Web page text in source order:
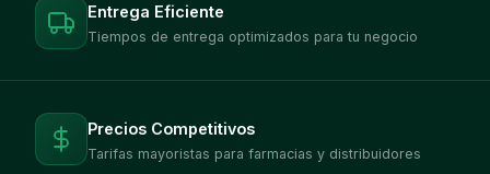
Entrega Eficiente
Tiempos de entrega optimizados para tu negocio
Precios Competitivos
Tarifas mayoristas para farmacias y distribuidores